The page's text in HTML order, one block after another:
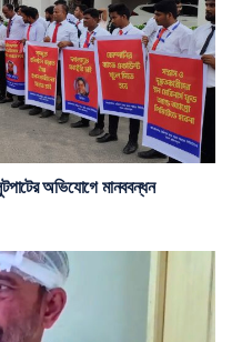
অভিযোগে মানববন্ধন